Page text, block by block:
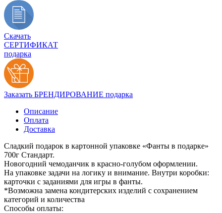
Скачать
СЕРТИФИКАТ
подарка
Заказать БРЕНДИРОВАНИЕ подарка
Описание
Оплата
Доставка
Сладкий подарок в картонной упаковке «Фанты в подарке»
700г Стандарт.
Новогодний чемоданчик в красно‑голубом оформлении.
На упаковке задачи на логику и внимание. Внутри коробки:
карточки с заданиями для игры в фанты.
*Возможна замена кондитерских изделий с сохранением
категорий и количества
Способы оплаты: